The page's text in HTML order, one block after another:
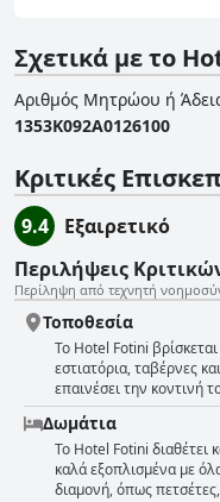
Σχετικά με το
Αριθμός Μητρώου ή
1353Κ092Α0126100
Κριτικές
9.4
Εξαιρετικό
Περιλήψεις
Περίληψη από τεχνητή
Τοποθεσία
Το Hotel Fotini
εστιατόρια, ταβέρνες
επαινέσει την κοντινή
εστιατόρια, καθώς όλα
βρίσκεται στο κέντρο
πολύ ήρεμη. Το
Το ξενοδοχείο
θερμές πηγές και την
Δωμάτια
Το Hotel Fotini διαθέτει
καλά εξοπλισμένα με
διαμονή, όπως